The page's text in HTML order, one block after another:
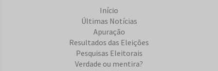
Início
Últimas Notícias
Apuração
Resultados das Eleições
Pesquisas Eleitorais
Verdade ou mentira?